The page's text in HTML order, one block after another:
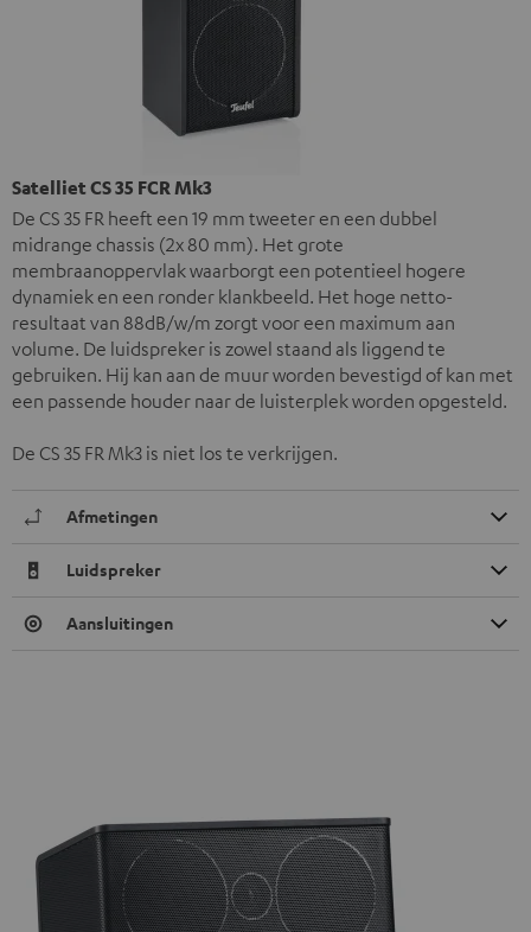
Satelliet CS 35 FCR Mk3
De CS 35 FR heeft een 19 mm tweeter en een dubbel
midrange chassis (2x 80 mm). Het grote
membraanoppervlak waarborgt een potentieel hogere
dynamiek en een ronder klankbeeld. Het hoge netto-
resultaat van 88dB/w/m zorgt voor een maximum aan
volume. De luidspreker is zowel staand als liggend te
gebruiken. Hij kan aan de muur worden bevestigd of kan met
een passende houder naar de luisterplek worden opgesteld.
De CS 35 FR Mk3 is niet los te verkrijgen.
Afmetingen
Luidspreker
Aansluitingen